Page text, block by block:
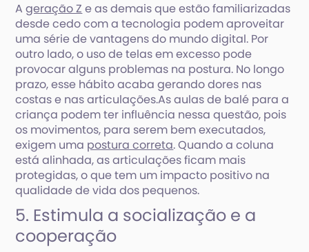
Ageração Z e as demais que estão familiarizadas
desde cedo com a tecnologia podem aproveitar
uma série de vantagens do mundo digital. Por
outro lado, o uso de telas em excesso pode
provocar alguns problemas na postura. No longo
prazo, esse hábito acaba gerando dores nas
costas e nas articulações.As aulas de balé para a
criança podem ter influência nessa questão, pois
os movimentos, para serem bem executados,
exigem uma postura correta. Quando a coluna
está alinhada, as articulações ficam mais
protegidas, o que tem um impacto positivo na
qualidade de vida dos pequenos.
5. Estimula a socialização e a
cooperação